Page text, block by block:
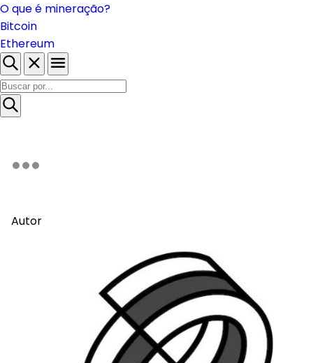
O que é mineração?
Bitcoin
Ethereum
Autor